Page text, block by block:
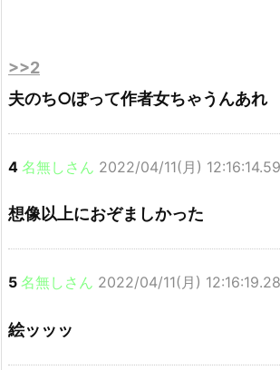
>>2
夫のち○ぽって作者女ちゃうんあれ
4 名無しさん 2022/04/11(月)
想像以上におぞましかった
5 名無しさん 2022/04/11(月)
絵ッッッ